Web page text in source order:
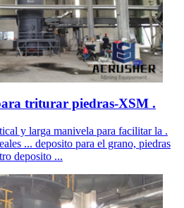
triturar piedras-XSM .
y larga manivela para facilitar la .
... deposito para el grano, piedras
deposito ...